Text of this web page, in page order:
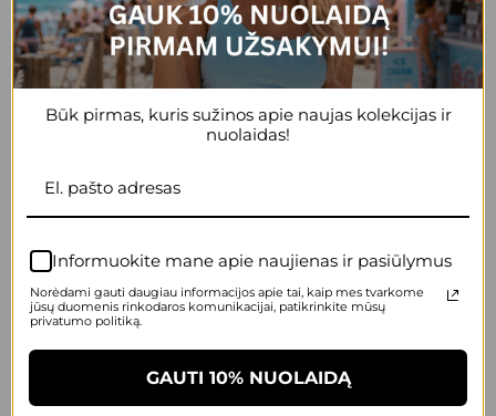
Gražus, patogus, tvirtas dėklas, esu
patenkinta
Itin komfortiškas, slidus, malonus
laikyti rankose. Dizainas irgi super!
Tikrai vienas geriausių sprendimų
+2
Anonymous
dovanų, liko labai patenkinta! Labai
Būk pirmas, kuris sužinos apie naujas kolekcijas ir
nuolaidas!
Informuokite mane apie naujienas ir pasiūlymus
Norėdami gauti daugiau informacijos apie tai, kaip mes tvarkome
jūsų duomenis rinkodaros komunikacijai, patikrinkite mūsų
privatumo politiką.
GAUTI 10% NUOLAIDĄ